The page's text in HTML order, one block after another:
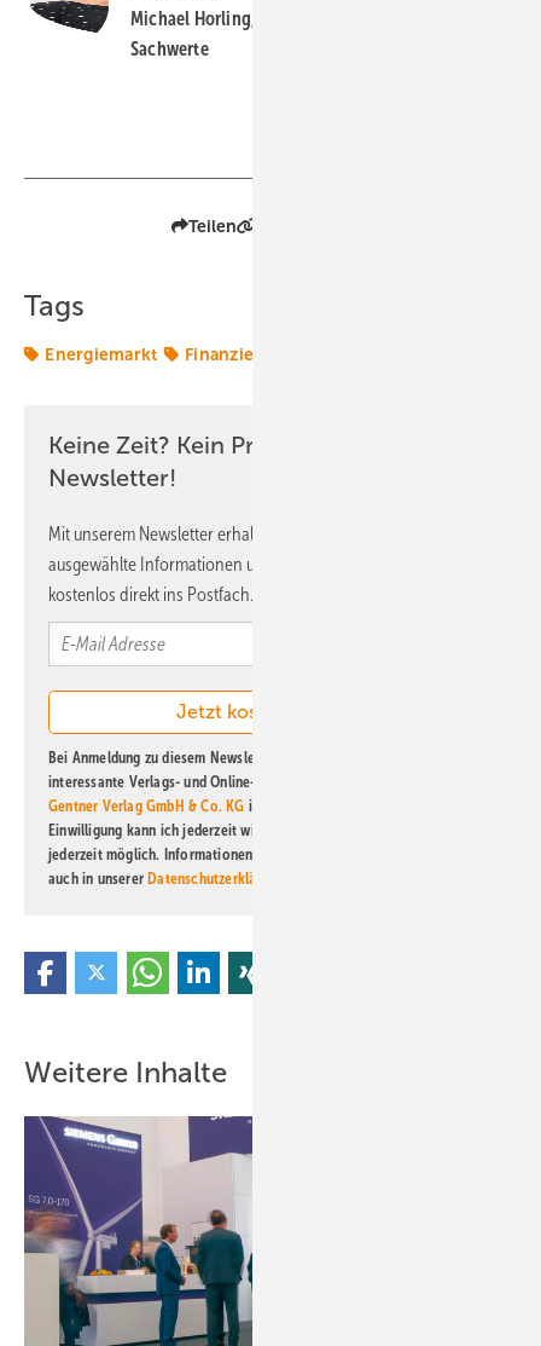
Michael Horling, Geschäftsführung Grüne
Sachwerte
Teilen
Tags
Energiemarkt Finanzierung
Keine Zeit? Kein Problem mit dem ERE
Newsletter!
Mit unserem Newsletter erhalten Sie regelmäßig von uns
ausgewählte Informationen und Neuigkeiten, gebündelt und
kostenlos direkt ins Postfach.
Bei Anmeldung zu diesem Newsletter bin ich damit einverstanden, über
interessante Verlags- und Online-Angebote
Gentner Verlag GmbH & Co. KG informiert zu werden. Diese
Einwilligung kann ich jederzeit widerrufen und eine Abmeldung ist
jederzeit möglich. Informationen zum Umgang mit Daten finden Sie
auch in unserer Datenschutzerklärung
Weitere Inhalte